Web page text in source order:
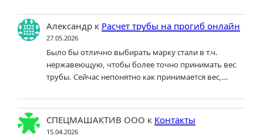
Александрк Расчет трубы на прогиб онлайн
27.05.2026
Было бы отлично выбирать марку стали в т.ч.
нержавеющую, чтобы более точно принимать вес
трубы. Сейчас непонятно как принимается вес,…
СПЕЦМАШАКТИВ ООО к Контакты
15.04.2026